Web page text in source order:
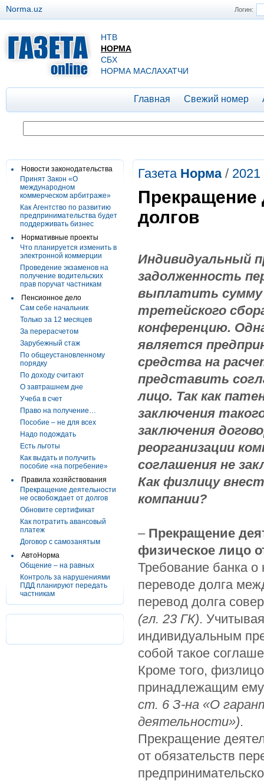
Логин:
Norma.uz
НТВ
НОРМА
СБХ
НОРМА МАСЛАХАТЧИ
Главная Свежий номер
Новости законодательства
Принят Закон «О
международном
коммерческом арбитраже»
Как Агентство по развитию
предпринимательства будет
поддерживать бизнес
Нормативные проекты
Что планируется изменить в
электронной коммерции
Проведение экзаменов на
получение водительских
прав поручат частникам
Пенсионное дело
Сам себе начальник
Только за 12 месяцев
За перерасчетом
Зарубежный стаж
По общеустановленному
порядку
По доходу считают
О завтрашнем дне
Учеба в счет
Право на получение…
Пособие – не для всех
Надо подождать
Есть льготы
Как выдать и получить
пособие «на погребение»
Правила хозяйствования
Прекращение деятельности
не освобождает от долгов
Обновите сертификат
Как потратить авансовый
платеж
Договор с самозанятым
АвтоНорма
Общение – на равных
Контроль за нарушениями
ПДД планируют передать
частникам
Газета Норма/ 2021
Прекращение
долгов
Индивидуальный
задолженность
выплатить сумму
третейского
конференцию.
является
средства на
представить
лицо. Так как
заключения
заключения
реорганизации
соглашения не
Как физлицу
компании?
–Прекращение
физическое лицо
Требование банка
переводе долга
перевод долга
(гл. 23 ГК).
индивидуальным
собой такое
Кроме того,
принадлежащим
ст. 6 З-на «О
деятельности»).
Прекращение
от обязательств